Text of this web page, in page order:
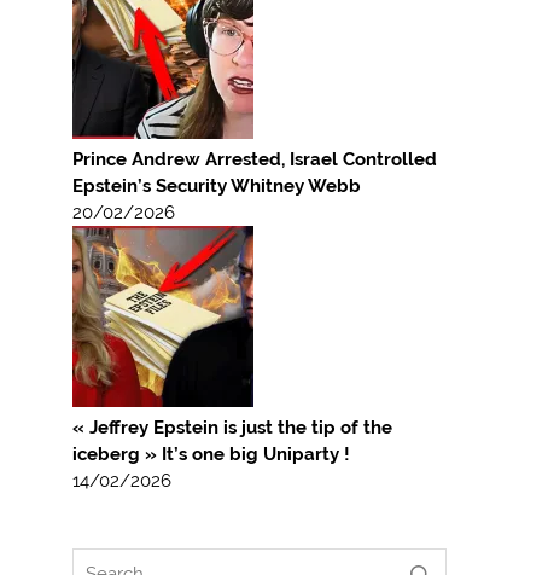
Prince Andrew Arrested, Israel Controlled
Epstein’s Security Whitney Webb
20/02/2026
« Jeffrey Epstein is just the tip of the
iceberg » It’s one big Uniparty !
14/02/2026